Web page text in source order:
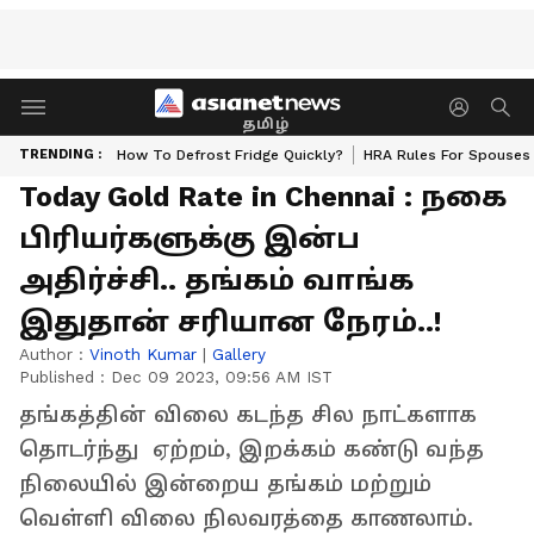
தமிழ்
TRENDING : How To Defrost Fridge Quickly? HRA Rules For Spouses
Today Gold Rate in Chennai : நகை
பிரியர்களுக்கு இன்ப
அதிர்ச்சி.. தங்கம் வாங்க
இதுதான் சரியான நேரம்..!
Author : Vinoth Kumar | Gallery
Published : Dec 09 2023, 09:56 AM IST
தங்கத்தின் விலை கடந்த சில நாட்களாக
தொடர்ந்து ஏற்றம், இறக்கம் கண்டு வந்த
நிலையில் இன்றைய தங்கம் மற்றும்
வெள்ளி விலை நிலவரத்தை காணலாம்.